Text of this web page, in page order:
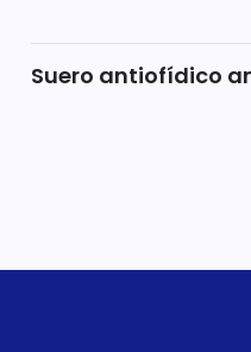
Suero antiofídico